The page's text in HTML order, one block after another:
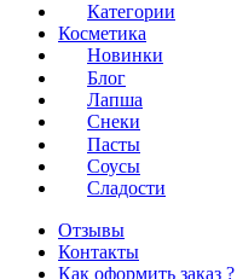
Категории
Косметика
Новинки
Блог
Лапша
Снеки
Пасты
Соусы
Сладости
Отзывы
Контакты
Как оформить заказ ?